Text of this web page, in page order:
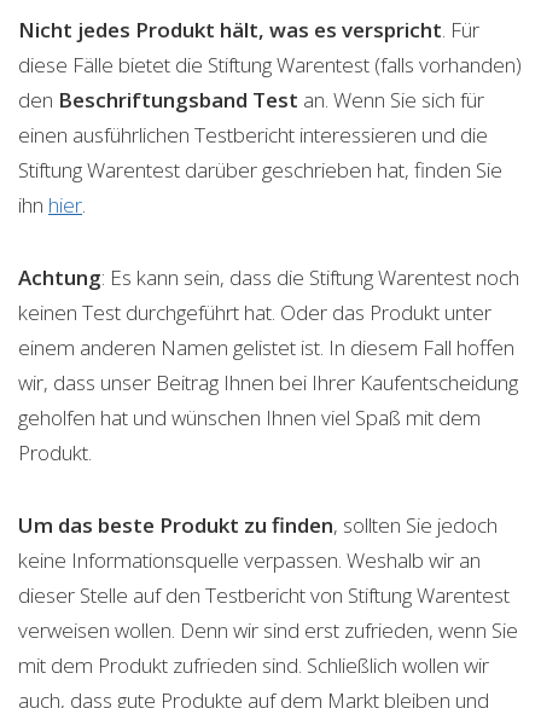
Nicht jedes Produkt hält, was es verspricht. Für
diese Fälle bietet die Stiftung Warentest (falls vorhanden)
den Beschriftungsband Test an. Wenn Sie sich für
einen ausführlichen Testbericht interessieren und die
Stiftung Warentest darüber geschrieben hat, finden Sie
ihn hier.
Achtung: Es kann sein, dass die Stiftung Warentest noch
keinen Test durchgeführt hat. Oder das Produkt unter
einem anderen Namen gelistet ist. In diesem Fall hoffen
wir, dass unser Beitrag Ihnen bei Ihrer Kaufentscheidung
geholfen hat und wünschen Ihnen viel Spaß mit dem
Produkt.
Um das beste Produkt zu finden, sollten Sie jedoch
keine Informationsquelle verpassen. Weshalb wir an
dieser Stelle auf den Testbericht von Stiftung Warentest
verweisen wollen. Denn wir sind erst zufrieden, wenn Sie
mit dem Produkt zufrieden sind. Schließlich wollen wir
auch, dass gute Produkte auf dem Markt bleiben und